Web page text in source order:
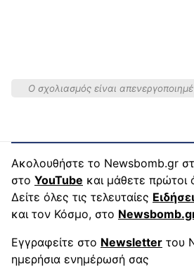
Ο σχολιασμός είναι
Ακολουθήστε το Newsbomb.gr
στο YouTube και μάθετε πρώτοι
Δείτε όλες τις τελευταίες
και τον Κόσμο, στο
Εγγραφείτε στο Newsletter του
ημερήσια ενημέρωσή σας